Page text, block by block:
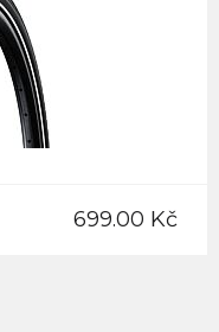
699.00 Kč